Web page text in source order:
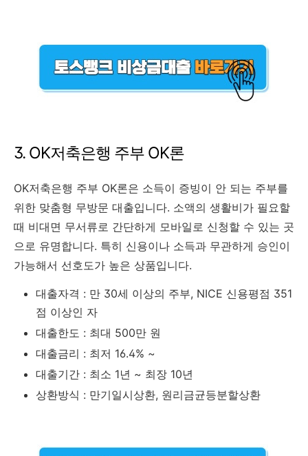
3. OK저축은행 주부 OK론
OK저축은행 주부 OK론은 소득이 증빙이 안 되는 주부를
위한 맞춤형 무방문 대출입니다. 소액의 생활비가 필요할
때 비대면 무서류로 간단하게 모바일로 신청할 수 있는 곳
으로 유명합니다. 특히 신용이나 소득과 무관하게 승인이
가능해서 선호도가 높은 상품입니다.
대출자격 : 만 30세 이상의 주부, NICE 신용평점 351
점 이상인 자
대출한도 : 최대 500만 원
대출금리 : 최저 16.4% ~
대출기간 : 최소 1년 ~ 최장 10년
상환방식 : 만기일시상환, 원리금균등분할상환